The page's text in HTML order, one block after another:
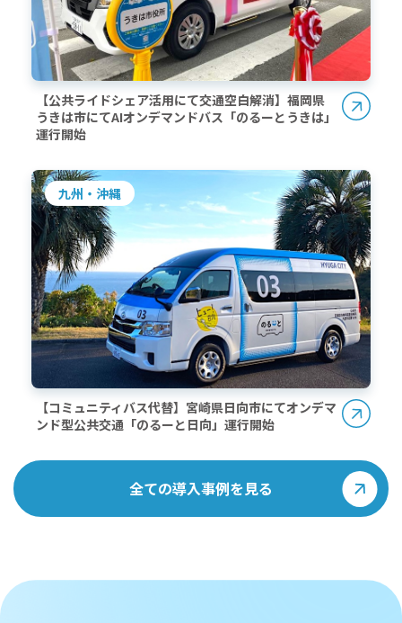
【公共ライドシェア活用にて交通空白解消】福岡県
うきは市にてAIオンデマンドバス「のるーとうきは」
運行開始
九州・沖縄
【コミュニティバス代替】宮崎県日向市にてオンデマ
ンド型公共交通「のるーと日向」運行開始
全ての導入事例を見る